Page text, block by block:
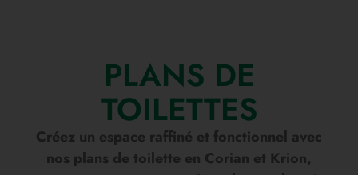
PLANS DE
TOILETTES
Créez un espace raffiné et fonctionnel avec
nos plans de toilette en Corian et Krion,